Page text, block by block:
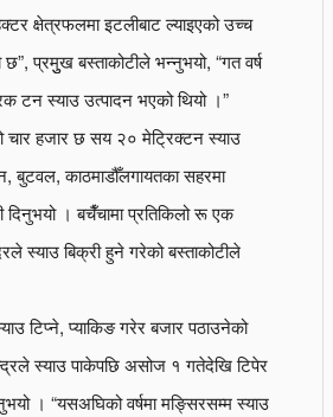
क्षेत्रफलमा इटलीबाट ल्याइएको उच्च
प्रमुुख बस्ताकोटीले भन्नुभयो, “गत वर्ष
टन स्याउ उत्पादन भएको थियो ।”
चार हजार छ सय २० मेट्रिक्टन स्याउ
बुटवल, काठमाडौँलगायतका सहरमा
दिनुभयो । बचैँचामा प्रतिकिलो रू एक
बिक्री हुने गरेको बस्ताकोटीले
टिप्ने, प्याकिङ गरेर बजार पठाउनेको
स्याउ पाकेपछि असोज १ गतेदेखि टिपेर
। “यसअघिको वर्षमा मङ्सिरसम्म स्याउ